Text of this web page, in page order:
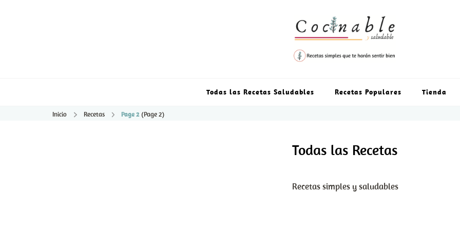
Todas las Recetas Saludables Recetas Populares Tienda
Inicio Recetas Page 2 (Page 2)
Todas las Recetas
Recetas simples y saludables